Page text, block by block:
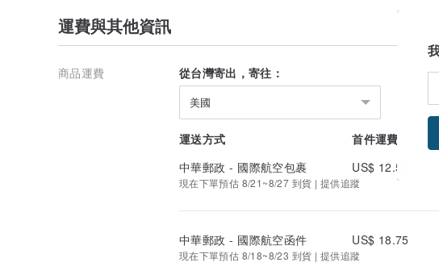
▍ 收貨注意事項
•收到商品開箱時請務必錄影或是拍照，出貨時皆有小幫手及闆娘各兩次
或照片證明。
•若收貨時有發現漏件、錯件、物流或其餘原因導致的「重大」瑕疵等
內」洽詢小幫手，若是超過時間或是沒有提供開箱錄影、拍照等資料，
•拒絕因尺寸不合、色澤花色或其他個人問題當作要求退換貨的理由。喊
設計款手鍊可先詢問能不能更改後再喊單，其餘直接喊單者一律不再做退
運費與其他資訊
商品運費 從台灣寄出，寄往：
美國
運送方式 首件運費
中華郵政 - 國際航空包裹
US$ 12.54
現在下單預估 8/21~8/27 到貨 | 提供追蹤
中華郵政 - 國際航空函件 US$ 18.75
現在下單預估 8/18~8/23 到貨 | 提供追蹤